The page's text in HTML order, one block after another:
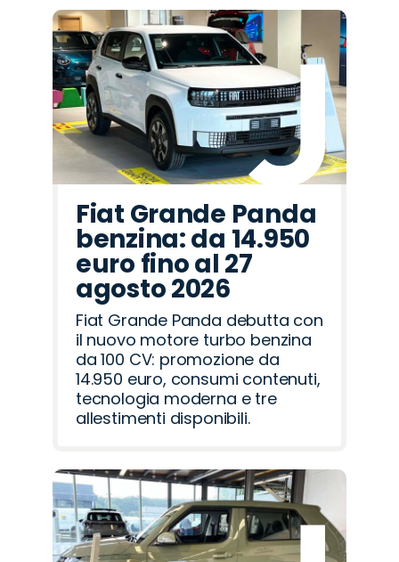
Fiat Grande Panda
benzina: da 14.950
euro fino al 27
agosto 2026
Fiat Grande Panda debutta con
il nuovo motore turbo benzina
da 100 CV: promozione da
14.950 euro, consumi contenuti,
tecnologia moderna e tre
allestimenti disponibili.